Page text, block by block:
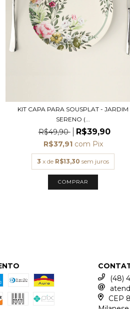
KIT CAPA PARA SOUSPLAT - JARDIM
SERENO (...
R$49,90 R$39,90
R$37,91 com Pix
3 x de R$13,30 sem juros
(48)
CEP